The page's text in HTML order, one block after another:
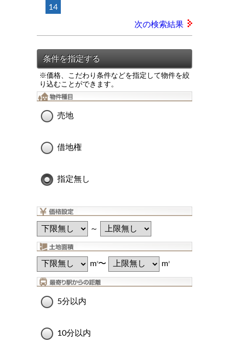
※価格、こだわり条件などを指定して物件を絞
り込むことができます。
売地
借地権
指定無し
～
m2〜 m2
5分以内
10分以内
14
次の検索結果